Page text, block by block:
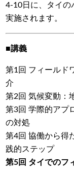
4-10日に、タイの
実施されます。
■講義
第1回 フィールド
介
第2回 気候変動：
第3回 学際的アプ
の対処
第4回 協働から得
践的ステップ
第5回 タイでのフ